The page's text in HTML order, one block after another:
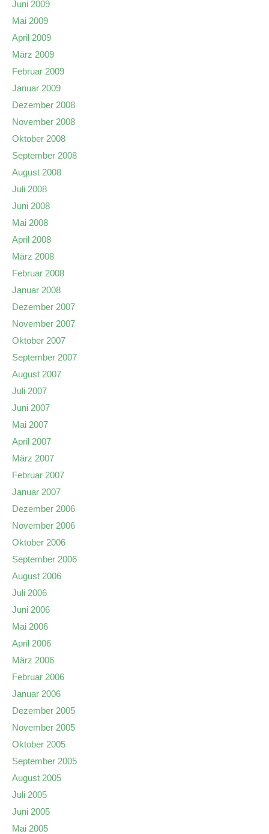
Juni 2009
Mai 2009
April 2009
März 2009
Februar 2009
Januar 2009
Dezember 2008
November 2008
Oktober 2008
September 2008
August 2008
Juli 2008
Juni 2008
Mai 2008
April 2008
März 2008
Februar 2008
Januar 2008
Dezember 2007
November 2007
Oktober 2007
September 2007
August 2007
Juli 2007
Juni 2007
Mai 2007
April 2007
März 2007
Februar 2007
Januar 2007
Dezember 2006
November 2006
Oktober 2006
September 2006
August 2006
Juli 2006
Juni 2006
Mai 2006
April 2006
März 2006
Februar 2006
Januar 2006
Dezember 2005
November 2005
Oktober 2005
September 2005
August 2005
Juli 2005
Juni 2005
Mai 2005